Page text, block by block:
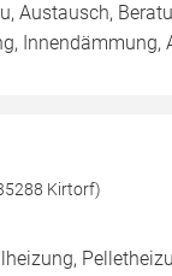
Austausch,
Kirtorf)